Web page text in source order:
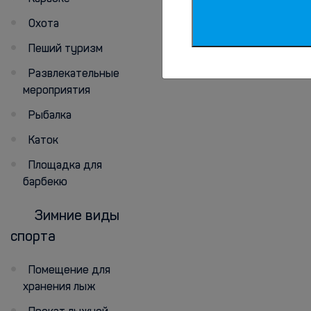
Охота
Пеший туризм
Развлекательные
мероприятия
Рыбалка
Каток
Площадка для
барбекю
Зимние виды
спорта
Помещение для
хранения лыж